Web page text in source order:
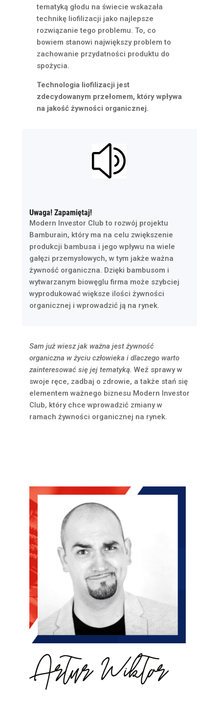
tematyką głodu na świecie wskazała
technikę liofilizacji jako najlepsze
rozwiązanie tego problemu. To, co
bowiem stanowi największy problem to
zachowanie przydatności produktu do
spożycia.
Technologia liofilizacji jest
zdecydowanym przełomem, który wpływa
na jakość żywności organicznej.
z
Uwaga! Zapamiętaj!
Modern Investor Club to rozwój projektu
Bamburain, który ma na celu zwiększenie
produkcji bambusa i jego wpływu na wiele
gałęzi przemysłowych, w tym jakże ważna
żywność organiczna. Dzięki bambusom i
wytwarzanym biowęglu firma może szybciej
wyprodukować większe ilości żywności
organicznej i wprowadzić ją na rynek.
Sam już wiesz jak ważna jest żywność
organiczna w życiu człowieka i dlaczego warto
zainteresować się jej tematyką. Weź sprawy w
swoje ręce, zadbaj o zdrowie, a także stań się
elementem ważnego biznesu Modern Investor
Club, który chce wprowadzić zmiany w
ramach żywności organicznej na rynek.